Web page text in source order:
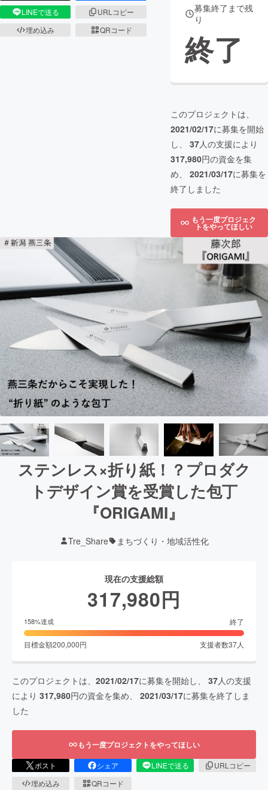
LINEで送る
URLコピー
埋め込み
QRコード
募集終了まで残
り
終了
このプロジェクトは、
2021/02/17に募集を開始
し、 37人の支援により
317,980円の資金を集
め、 2021/03/17に募集を
終了しました
もう一度プロジェク
トをやってほしい
ステンレス×折り紙！？プロダク
トデザイン賞を受賞した包丁
『ORIGAMI』
Tre_Share まちづくり・地域活性化
現在の支援総額
317,980円
158%達成 終了
目標金額200,000円 支援者数37人
このプロジェクトは、 2021/02/17に募集を開始し、 37人の支援
により 317,980円の資金を集め、 2021/03/17に募集を終了しま
した
もう一度プロジェクトをやってほしい
ポスト シェア LINEで送る
URLコピー
埋め込み
QRコード